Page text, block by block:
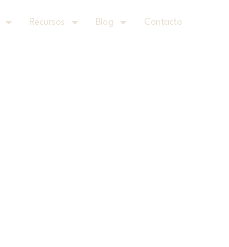
Recursos Blog Contacto